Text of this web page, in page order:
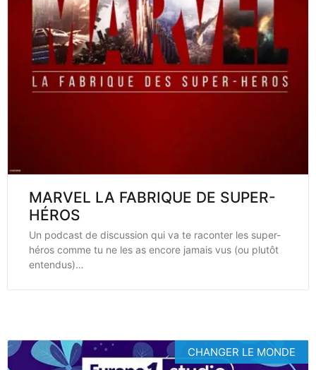
MARVEL LA FABRIQUE DE SUPER-
HÉROS
Un podcast de discussion qui va te raconter les super-
héros comme tu ne les as encore jamais vus (ou plutôt
entendus)…
CHANGER LE MONDE